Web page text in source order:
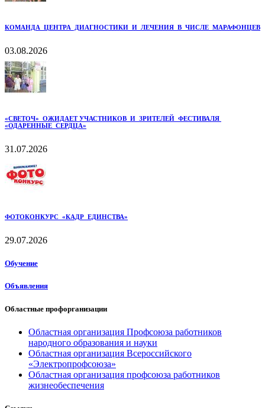
КОМАНДА ЦЕНТРА ДИАГНОСТИКИ И ЛЕЧЕНИЯ В ЧИСЛЕ МАРАФОНЦЕВ
03.08.2026
«СВЕТОЧ» ОЖИДАЕТ УЧАСТНИКОВ И ЗРИТЕЛЕЙ ФЕСТИВАЛЯ
«ОДАРЕННЫЕ СЕРДЦА»
31.07.2026
ФОТОКОНКУРС «КАДР ЕДИНСТВА»
29.07.2026
Обучение
Объявления
Областные профорганизации
Областная организация Профсоюза работников
народного образования и науки
Областная организация Всероссийского
«Электропрофсоюза»
Областная организация профсоюза работников
жизнеобеспечения